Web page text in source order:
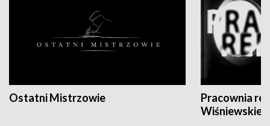
Ostatni Mistrzowie
Pracownia